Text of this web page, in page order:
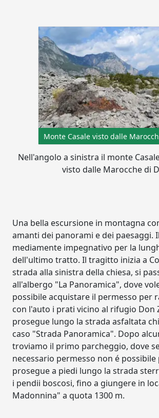
Monte Casale visto dalle
Nell'angolo a sinistra il monte
visto dalle Marocche di
Una bella escursione in montagna
amanti dei panorami e dei paesaggi.
mediamente impegnativo per la
dell'ultimo tratto. Il tragitto inizia a
strada alla sinistra della chiesa, si
all'albergo "La Panoramica", dove
possibile acquistare il permesso per
con l'auto i prati vicino al rifugio Don
prosegue lungo la strada asfaltata
caso "Strada Panoramica". Dopo
troviamo il primo parcheggio, dove
necessario permesso non é
prosegue a piedi lungo la strada
i pendii boscosi, fino a giungere in
Madonnina" a quota 1300 m.